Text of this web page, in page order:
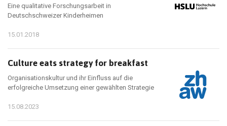
Eine qualitative Forschungsarbeit in
Deutschschweizer Kinderheimen
15.01.2018
Culture eats strategy for breakfast
Organisationskultur und ihr Einfluss auf die
erfolgreiche Umsetzung einer gewählten Strategie
15.08.2023